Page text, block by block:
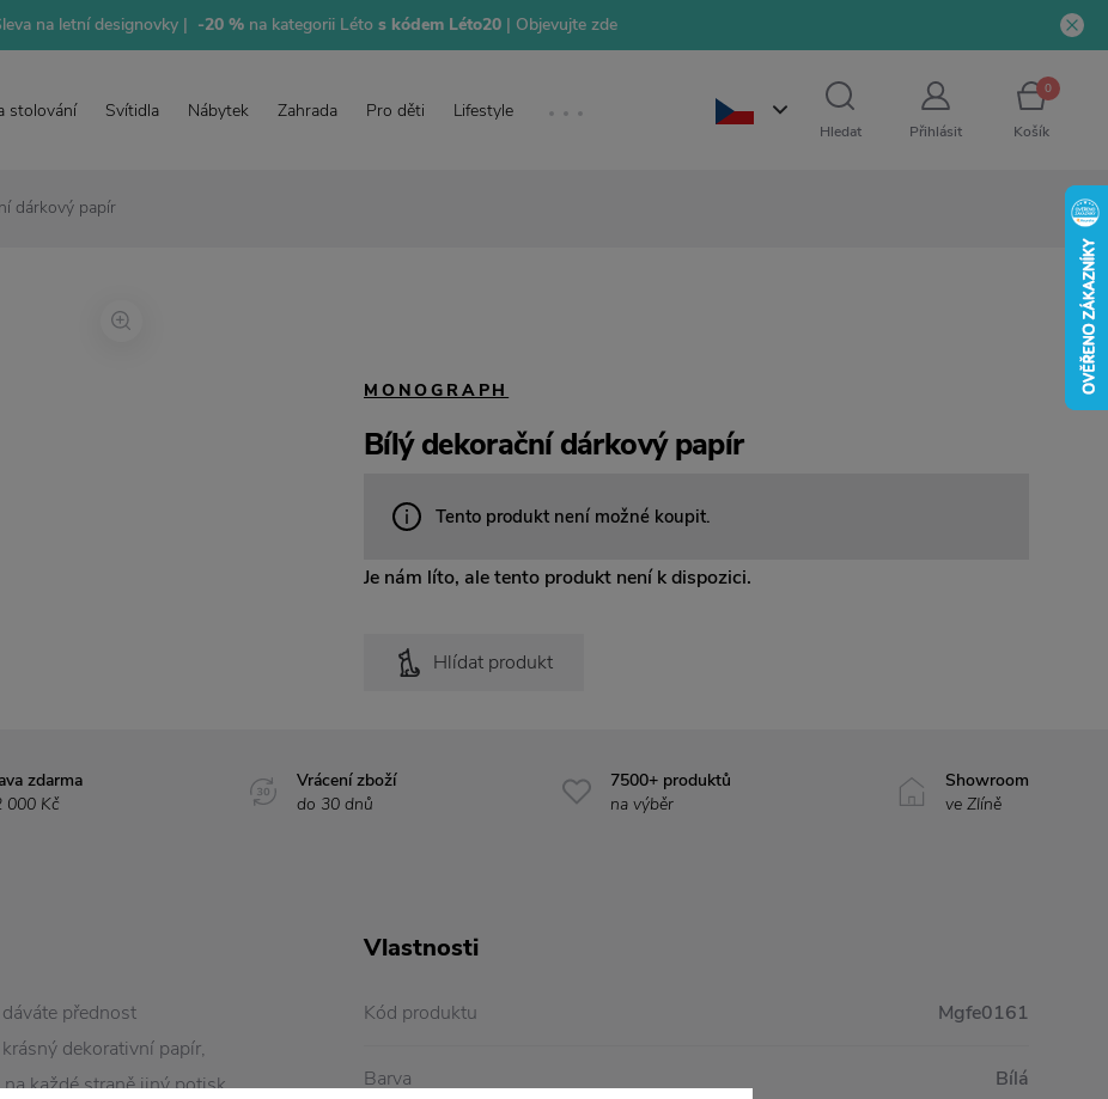
na letní designovky | -20 %na kategorii Létos kódem Léto20 | Objevujte zde
stolování Svítidla Nábytek Zahrada Pro děti Lifestyle
Hledat Přihlásit
0
Košík
dárkový papír
MONOGRAPH
Bílý dekorační dárkový papír
Tento produkt není možné koupit.
Je nám líto, ale tento produkt není k dispozici.
Hlídat produkt
zdarma
000 Kč
Vrácení zboží
do 30 dnů
7500+ produktů
na výběr
Showroom
ve Zlíně
přednost
dekorativní papír,
každé straně jiný potisk,
Vlastnosti
Kód produktu Mgfe0161
Barva Bílá